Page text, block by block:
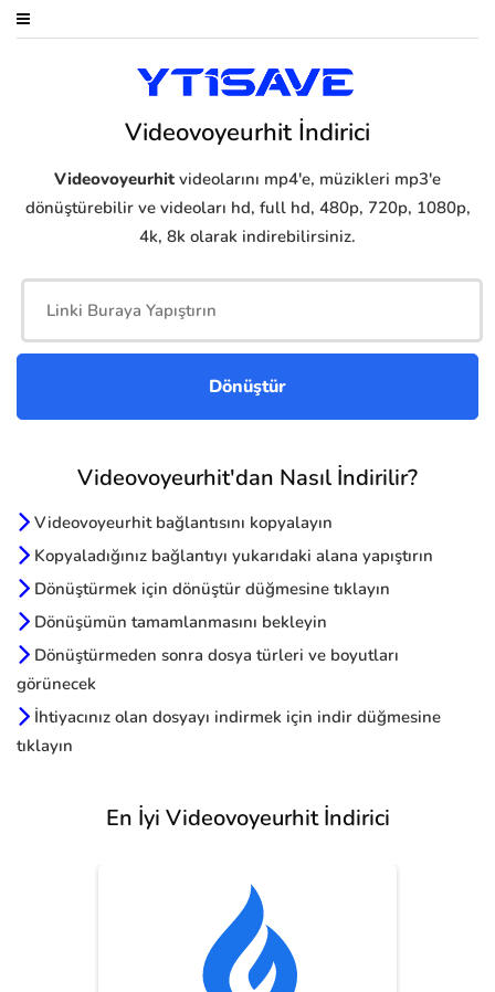
Videovoyeurhit İndirici
Videovoyeurhit videolarını mp4'e, müzikleri mp3'e
dönüştürebilir ve videoları hd, full hd, 480p, 720p, 1080p,
4k, 8k olarak indirebilirsiniz.
Videovoyeurhit'dan Nasıl İndirilir?
Videovoyeurhit bağlantısını kopyalayın
Kopyaladığınız bağlantıyı yukarıdaki alana yapıştırın
Dönüştürmek için dönüştür düğmesine tıklayın
Dönüşümün tamamlanmasını bekleyin
Dönüştürmeden sonra dosya türleri ve boyutları
görünecek
İhtiyacınız olan dosyayı indirmek için indir düğmesine
tıklayın
En İyi Videovoyeurhit İndirici